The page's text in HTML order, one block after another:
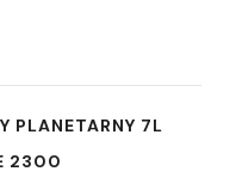
PLANETARNY 7L
2300